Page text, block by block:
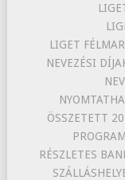
LIGET
NEVEZÉSI
ÖSSZETETT
PROGRAM
RÉSZLETES